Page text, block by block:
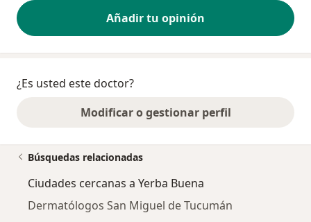
Añadir tu opinión
¿Es usted este doctor?
Modificar o gestionar perfil
Búsquedas relacionadas
Ciudades cercanas a Yerba Buena
Dermatólogos San Miguel de Tucumán